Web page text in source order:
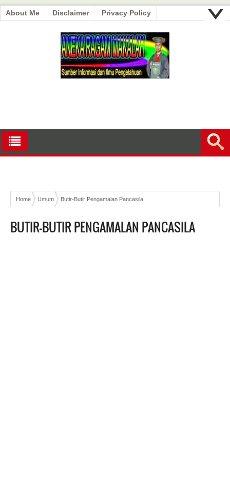
About Me Disclaimer Privacy Policy
Home Umum Butir-Butir Pengamalan Pancasila
BUTIR-BUTIR PENGAMALAN PANCASILA